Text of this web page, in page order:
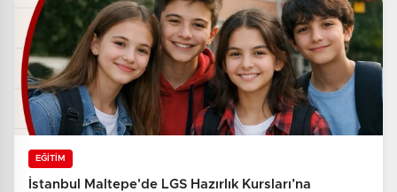
EĞİTİM
İstanbul Maltepe'de LGS Hazırlık Kursları’na